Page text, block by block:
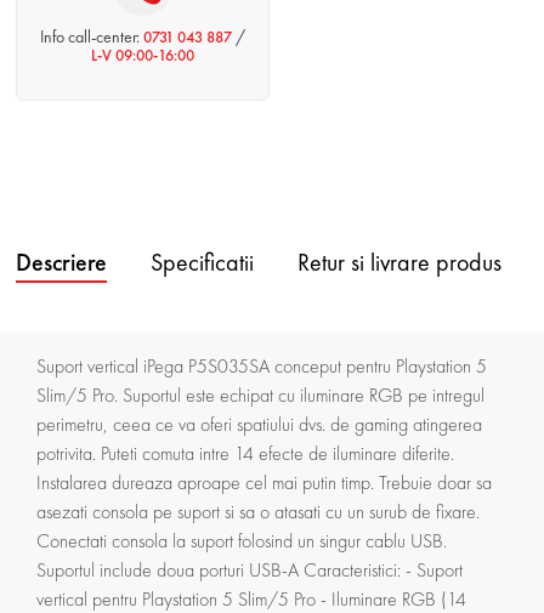
Info call-center:0731 043 887 /
L-V 09:00-16:00
Descriere Specificatii Retur si livrare produs
Suport vertical iPega P5S035SA conceput pentru Playstation 5
Slim/5 Pro. Suportul este echipat cu iluminare RGB pe intregul
perimetru, ceea ce va oferi spatiului dvs. de gaming atingerea
potrivita. Puteti comuta intre 14 efecte de iluminare diferite.
Instalarea dureaza aproape cel mai putin timp. Trebuie doar sa
asezati consola pe suport si sa o atasati cu un surub de fixare.
Conectati consola la suport folosind un singur cablu USB.
Suportul include doua porturi USB-A Caracteristici: - Suport
vertical pentru Playstation 5 Slim/5 Pro - Iluminare RGB (14